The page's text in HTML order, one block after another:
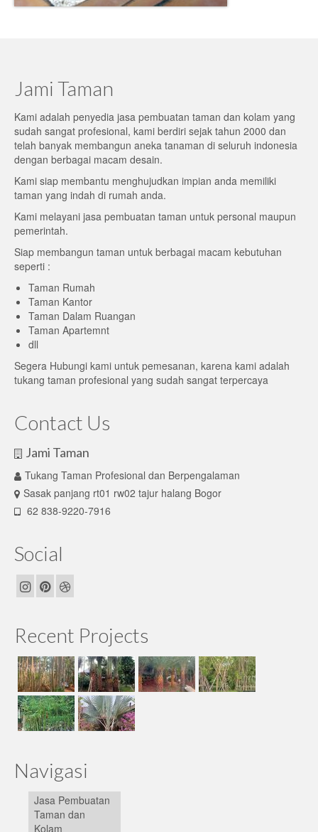
Jami Taman
Kami adalah penyedia jasa pembuatan taman dan kolam yang
sudah sangat profesional, kami berdiri sejak tahun 2000 dan
telah banyak membangun aneka tanaman di seluruh indonesia
dengan berbagai macam desain.
Kami siap membantu menghujudkan impian anda memiliki
taman yang indah di rumah anda.
Kami melayani jasa pembuatan taman untuk personal maupun
pemerintah.
Siap membangun taman untuk berbagai macam kebutuhan
seperti :
Taman Rumah
Taman Kantor
Taman Dalam Ruangan
Taman Apartemnt
dll
Segera Hubungi kami untuk pemesanan, karena kami adalah
tukang taman profesional yang sudah sangat terpercaya
Contact Us
Jami Taman
Tukang Taman Profesional dan Berpengalaman
Sasak panjang rt01 rw02 tajur halang Bogor
62 838-9220-7916
Social
Recent Projects
Navigasi
Jasa Pembuatan
Taman dan
Kolam